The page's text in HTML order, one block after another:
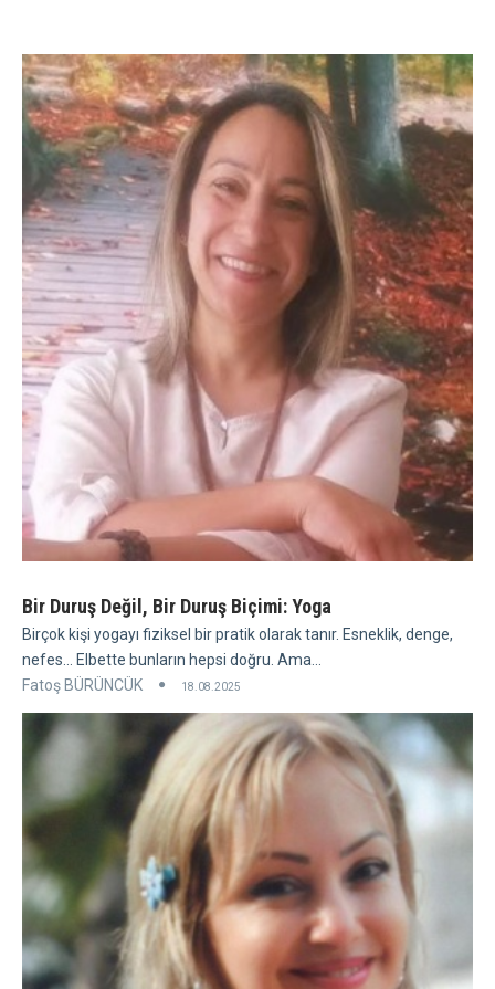
Bir Duruş Değil, Bir Duruş Biçimi: Yoga
Birçok kişi yogayı fiziksel bir pratik olarak tanır. Esneklik, denge,
nefes... Elbette bunların hepsi doğru. Ama...
Fatoş BÜRÜNCÜK
18.08.2025